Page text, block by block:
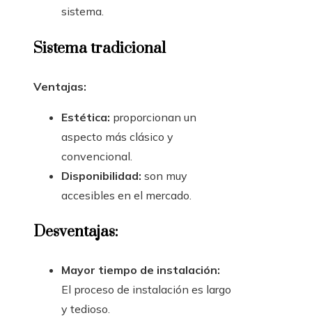
sistema.
Sistema tradicional
Ventajas:
Estética: proporcionan un
aspecto más clásico y
convencional.
Disponibilidad: son muy
accesibles en el mercado.
Desventajas:
Mayor tiempo de instalación:
El proceso de instalación es largo
y tedioso.